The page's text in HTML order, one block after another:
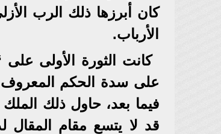
كان أبرزها ذلك الرب
الأرباب.
كانت الثورة الأولى
على سدة الحكم المعروف
فيما بعد، حاول ذلك
قد لا يتسع مقام المقال